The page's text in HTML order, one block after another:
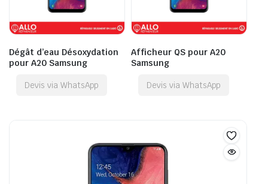
Dégât d’eau Désoxydation
pour A20 Samsung
Devis via WhatsApp
Afficheur QS pour A20
Samsung
Devis via WhatsApp